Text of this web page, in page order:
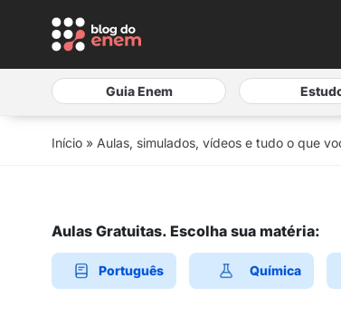
Guia Enem
Início » Aulas, simulados, vídeos e tudo o que
Aulas Gratuitas. Escolha sua matéria:
Português Química